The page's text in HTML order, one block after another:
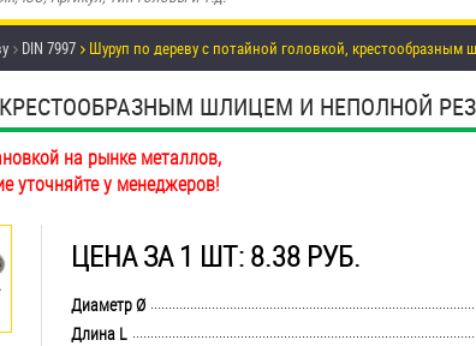
DIN 7997 Шуруп по дереву с потайной головкой, крестообразным
ШЛИЦЕМ И НЕПОЛНОЙ
на рынке металлов,
уточняйте у менеджеров!
ЦЕНА ЗА 1 ШТ: 8.38 РУБ.
Диаметр Ø
Длина L